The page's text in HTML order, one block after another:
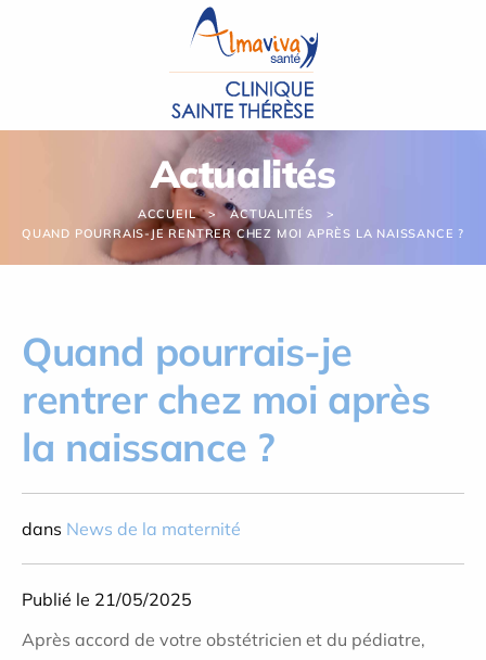
Actualités
ACCUEIL
ACTUALITÉS
QUAND POURRAIS-JE RENTRER CHEZ MOI APRÈS LA NAISSANCE ?
Quand pourrais-je
rentrer chez moi après
la naissance ?
dans News de la maternité
Publié le 21/05/2025
Après accord de votre obstétricien et du pédiatre,
Panneau de gestion des cookies